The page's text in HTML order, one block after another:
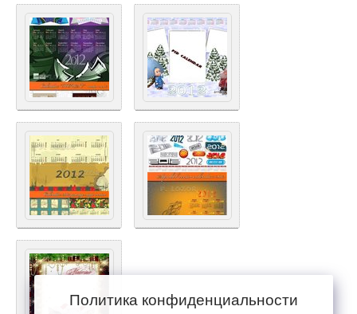
Политика конфиденциальности